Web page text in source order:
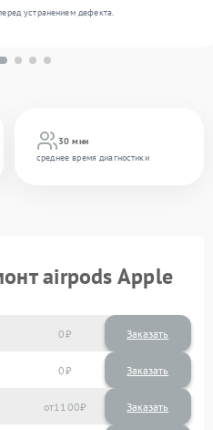
30 мин
среднее время диагностики
устранением дефекта.
airpods Apple
0 Заказать
0 Заказать
1100